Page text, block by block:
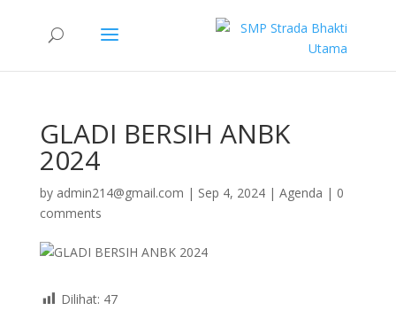
GLADI BERSIH ANBK
2024
by admin214@gmail.com | Sep 4, 2024| Agenda | 0
comments
Dilihat: 47